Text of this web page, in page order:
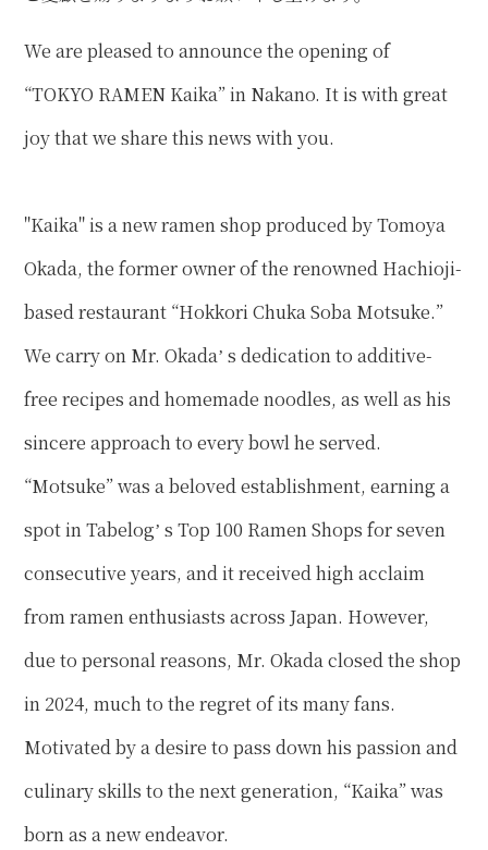
We are pleased to announce the opening of
“TOKYO RAMEN Kaika” in Nakano. It is with great
joy that we share this news with you.
"Kaika" is a new ramen shop produced by Tomoya
Okada, the former owner of the renowned Hachioji-
based restaurant “Hokkori Chuka Soba Motsuke.”
We carry on Mr. Okadaʼ s dedication to additive-
free recipes and homemade noodles, as well as his
sincere approach to every bowl he served.
“Motsuke” was a beloved establishment, earning a
spot in Tabelogʼ s Top 100 Ramen Shops for seven
consecutive years, and it received high acclaim
from ramen enthusiasts across Japan. However,
due to personal reasons, Mr. Okada closed the shop
in 2024, much to the regret of its many fans.
Motivated by a desire to pass down his passion and
culinary skills to the next generation, “Kaika” was
born as a new endeavor.